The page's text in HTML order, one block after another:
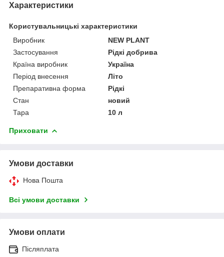
Характеристики
Користувальницькі характеристики
Виробник
NEW PLANT
Застосування
Рідкі добрива
Країна виробник
Україна
Період внесення
Літо
Препаративна форма
Рідкі
Стан
новий
Тара
10 л
Приховати
Умови доставки
Нова Пошта
Всі умови доставки
Умови оплати
Післяплата